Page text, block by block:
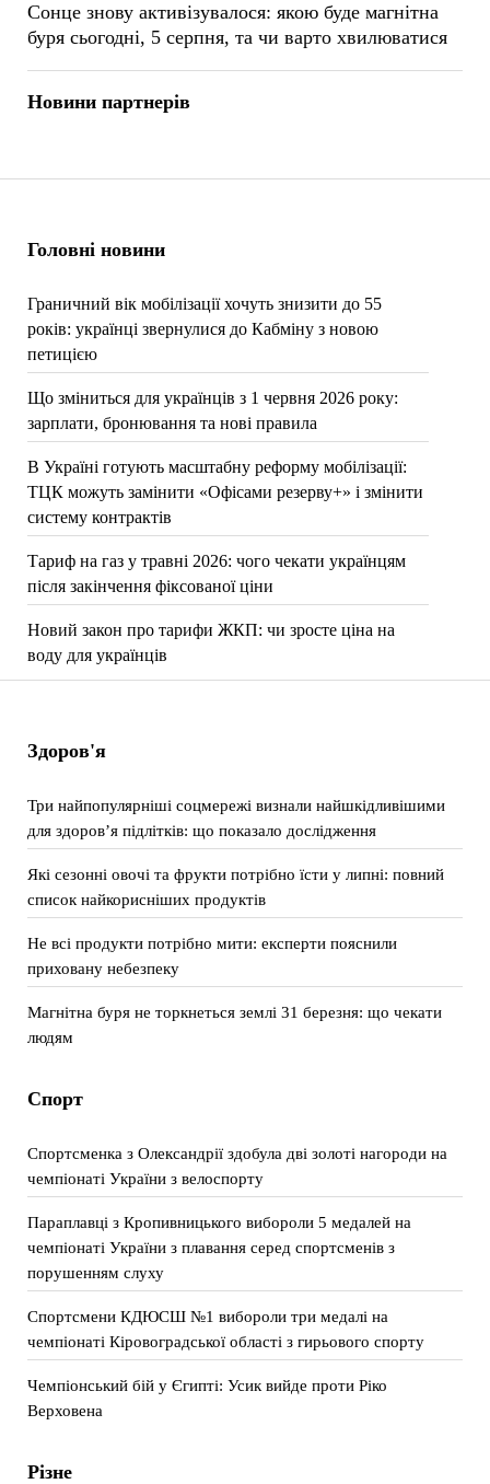
Головні новини
Граничний вік мобілізації хочуть знизити до 55
років: українці звернулися до Кабміну з новою
петицією
Що зміниться для українців з 1 червня 2026 року:
зарплати, бронювання та нові правила
В Україні готують масштабну реформу мобілізації:
ТЦК можуть замінити «Офісами резерву+» і змінити
систему контрактів
Тариф на газ у травні 2026: чого чекати українцям
після закінчення фіксованої ціни
Новий закон про тарифи ЖКП: чи зросте ціна на
воду для українців
Сонце знову активізувалося: якою буде магнітна
буря сьогодні, 5 серпня, та чи варто хвилюватися
Новини партнерів
Здоров'я
Три найпопулярніші соцмережі визнали найшкідливішими
для здоров’я підлітків: що показало дослідження
Які сезонні овочі та фрукти потрібно їсти у липні: повний
список найкорисніших продуктів
Не всі продукти потрібно мити: експерти пояснили
приховану небезпеку
Магнітна буря не торкнеться землі 31 березня: що чекати
людям
Спорт
Спортсменка з Олександрії здобула дві золоті нагороди на
чемпіонаті України з велоспорту
Параплавці з Кропивницького вибороли 5 медалей на
чемпіонаті України з плавання серед спортсменів з
порушенням слуху
Спортсмени КДЮСШ №1 вибороли три медалі на
чемпіонаті Кіровоградської області з гирьового спорту
Чемпіонський бій у Єгипті: Усик вийде проти Ріко
Верховена
Різне